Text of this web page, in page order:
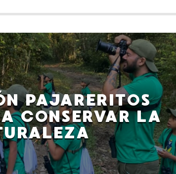
PAJARERITOS
CONSERVAR LA